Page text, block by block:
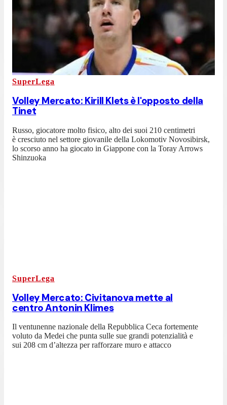
SuperLega
Volley Mercato: Kirill Klets è l'opposto della
Tinet
Russo, giocatore molto fisico, alto dei suoi 210 centimetri
è cresciuto nel settore giovanile della Lokomotiv Novosibirsk,
lo scorso anno ha giocato in Giappone con la Toray Arrows
Shinzuoka
SuperLega
Volley Mercato: Civitanova mette al
centro Antonin Klimes
Il ventunenne nazionale della Repubblica Ceca fortemente
voluto da Medei che punta sulle sue grandi potenzialità e
sui 208 cm d’altezza per rafforzare muro e attacco